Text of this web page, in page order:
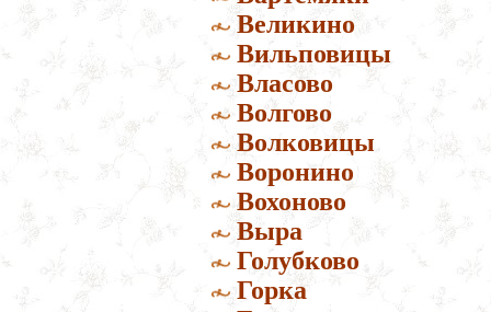
Великино
Вильповицы
Власово
Волгово
Волковицы
Воронино
Вохоново
Выра
Голубково
Горка